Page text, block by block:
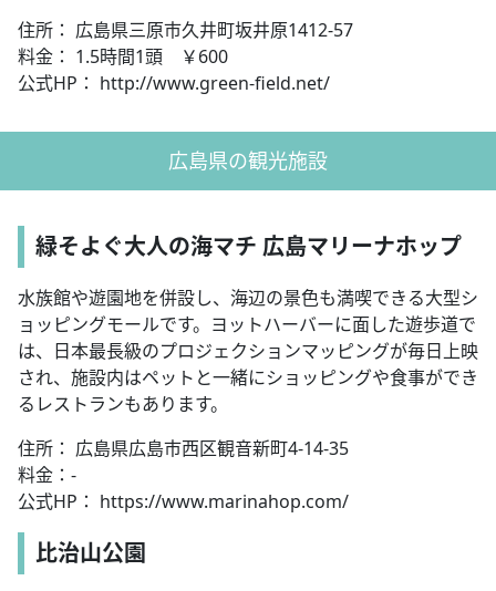
住所： 広島県三原市久井町坂井原1412-57
料金： 1.5時間1頭 ￥600
公式HP： http://www.green-field.net/
広島県の観光施設
緑そよぐ大人の海マチ 広島マリーナホップ
水族館や遊園地を併設し、海辺の景色も満喫できる大型シ
ョッピングモールです。ヨットハーバーに面した遊歩道で
は、日本最長級のプロジェクションマッピングが毎日上映
され、施設内はペットと一緒にショッピングや食事ができ
るレストランもあります。
住所： 広島県広島市西区観音新町4-14-35
料金：-
公式HP： https://www.marinahop.com/
比治山公園